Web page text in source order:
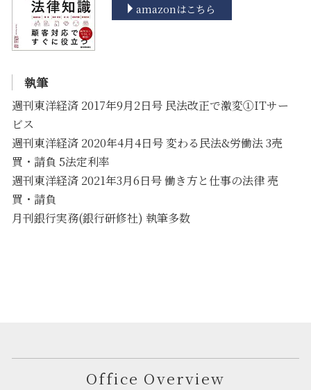
amazonはこちら
執筆
週刊東洋経済 2017年9月2日号 民法改正で激変①ITサー
ビス
週刊東洋経済 2020年4月4日号 変わる民法&労働法 3売
買・請負 5法定利率
週刊東洋経済 2021年3月6日号 働き方と仕事の法律 売
買・請負
月刊銀行実務(銀行研修社) 執筆多数
Office Overview